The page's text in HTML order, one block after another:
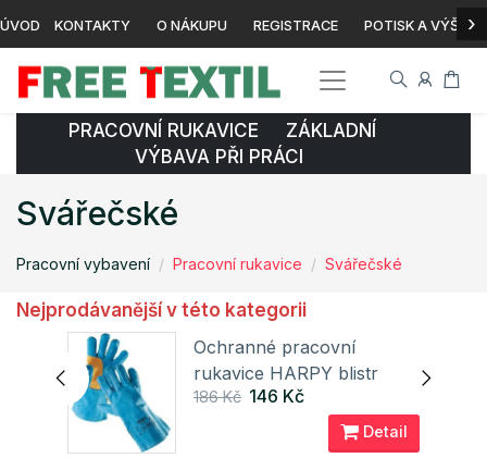
ÚVOD KONTAKTY O NÁKUPU REGISTRACE POTISK A ›
PRACOVNÍ RUKAVICE ZÁKLADNÍ
VÝBAVA PŘI PRÁCI
Svářečské
Pracovní vybavení Pracovní rukavice Svářečské
Nejprodávanější v této kategorii
Ochranné pracovní
rukavice HARPY blistr
Cerva
186 Kč 146 Kč
Detail